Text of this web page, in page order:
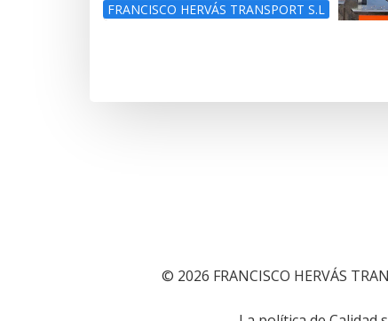
FRANCISCO HERVÁS TRANSPORT S.L
© 2026 FRANCISCO HERVÁS